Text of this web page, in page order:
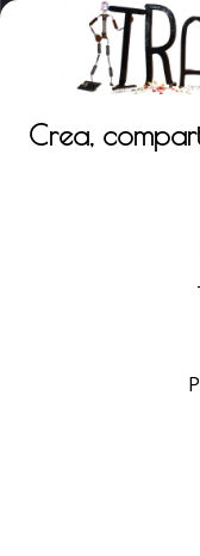
Crea,